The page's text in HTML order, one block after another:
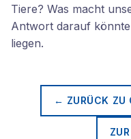
Tiere? Was macht
Antwort darauf
liegen.
← ZURÜCK ZU